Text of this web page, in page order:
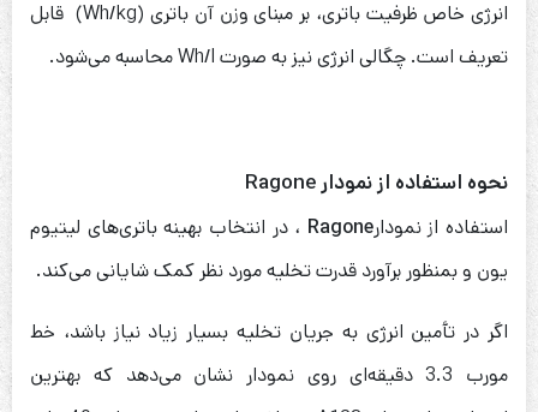
انرژی خاص ظرفیت باتری، بر مبنای وزن آن باتری (Wh/kg) قابل
تعریف است. چگالی انرژی نیز به صورت Wh/l محاسبه می‌شود.
نحوه استفاده از نمودار
استفاده از نمودارRagone ، در انتخاب بهینه باتری‌های لیتیوم
یون و بمنظور برآورد قدرت تخلیه مورد نظر کمک شایانی می‌کند.
اگر در تأمین انرژی به جریان تخلیه بسیار زیاد نیاز باشد، خط
مورب 3.3 دقیقه‌ای روی نمودار نشان می‌دهد که بهترین